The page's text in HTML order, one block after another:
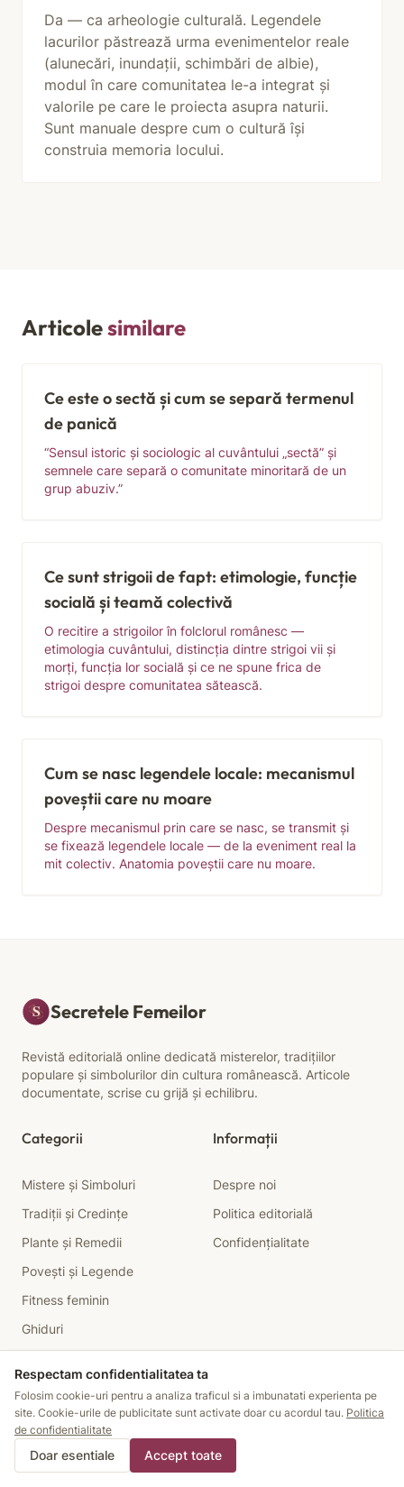
Da — ca arheologie culturală. Legendele
lacurilor păstrează urma evenimentelor reale
(alunecări, inundații, schimbări de albie),
modul în care comunitatea le-a integrat și
valorile pe care le proiecta asupra naturii.
Sunt manuale despre cum o cultură își
construia memoria locului.
Articolesimilare
Ce este o sectă și cum se separă termenul
de panică
“Sensul istoric și sociologic al cuvântului „sectă” și
semnele care separă o comunitate minoritară de un
grup abuziv.”
Ce sunt strigoii de fapt: etimologie, funcție
socială și teamă colectivă
O recitire a strigoilor în folclorul românesc —
etimologia cuvântului, distincția dintre strigoi vii și
morți, funcția lor socială și ce ne spune frica de
strigoi despre comunitatea sătească.
Cum se nasc legendele locale: mecanismul
poveștii care nu moare
Despre mecanismul prin care se nasc, se transmit și
se fixează legendele locale — de la eveniment real la
mit colectiv. Anatomia poveștii care nu moare.
Secretele Femeilor
Revistă editorială online dedicată misterelor, tradițiilor
populare și simbolurilor din cultura românească. Articole
documentate, scrise cu grijă și echilibru.
Categorii
Mistere și Simboluri
Tradiții și Credințe
Plante și Remedii
Povești și Legende
Fitness feminin
Ghiduri
Informații
Despre noi
Politica editorială
Confidențialitate
Resurse
Instrumente interactive
Contactează-ne
Respectam confidentialitatea ta
Folosim cookie-uri pentru a analiza traficul si a imbunatati experienta pe
site. Cookie-urile de publicitate sunt activate doar cu acordul tau. Politica
de confidentialitate
Doar esentiale Accept toate